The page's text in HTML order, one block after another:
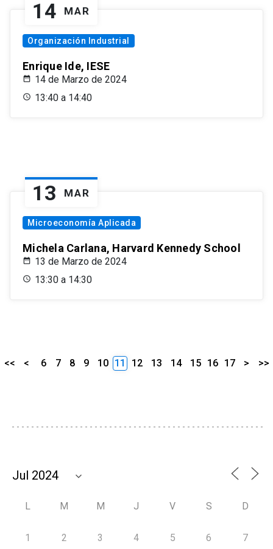
14 MAR
Organización Industrial
Enrique Ide, IESE
14 de Marzo de 2024
13:40 a 14:40
13 MAR
Microeconomía Aplicada
Michela Carlana, Harvard Kennedy School
13 de Marzo de 2024
13:30 a 14:30
<< < 6 7 8 9 10 11 12 13 14 15 16 17 > >>
L M M J V S D
1 2 3 4 5 6 7